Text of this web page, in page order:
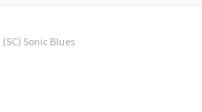
(SC) Sonic Blues